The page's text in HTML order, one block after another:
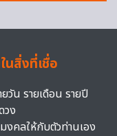
นสิ่งที่เชื่อ
วัน รายเดือน รายปี
วง
งคลให้กับตัวท่านเอง